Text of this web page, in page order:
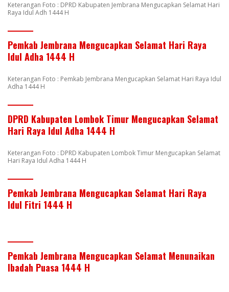
Keterangan Foto : DPRD Kabupaten Jembrana Mengucapkan Selamat Hari
Raya Idul Adh 1444 H
Pemkab Jembrana Mengucapkan Selamat Hari Raya
Idul Adha 1444 H
Keterangan Foto : Pemkab Jembrana Mengucapkan Selamat Hari Raya Idul
Adha 1444 H
DPRD Kabupaten Lombok Timur Mengucapkan Selamat
Hari Raya Idul Adha 1444 H
Keterangan Foto : DPRD Kabupaten Lombok Timur Mengucapkan Selamat
Hari Raya Idul Adha 1444 H
Pemkab Jembrana Mengucapkan Selamat Hari Raya
Idul Fitri 1444 H
Pemkab Jembrana Mengucapkan Selamat Menunaikan
Ibadah Puasa 1444 H